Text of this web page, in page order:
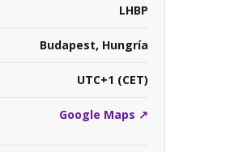
LHBP
Budapest, Hungría
UTC+1 (CET)
Google Maps ↗